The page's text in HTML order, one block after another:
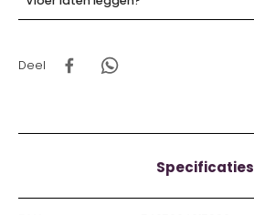
Deel
Specificaties